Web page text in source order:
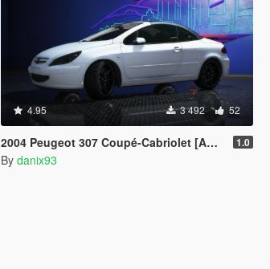
4.95 3 492 52
2004 Peugeot 307 Coupé-Cabriolet [Add-On | VehFuncs V | Animated Roof] 1.0
By danix93